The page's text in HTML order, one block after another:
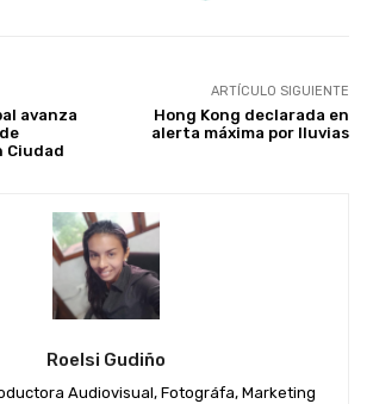
avanza
Ciudad
ARTÍCULO SIGUIENTE
Hong Kong declarada en
alerta máxima por lluvias
Roelsi Gudiño
Audiovisual, Fotográfa, Marketing